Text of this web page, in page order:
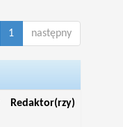
1 następny
Redaktor(rzy)